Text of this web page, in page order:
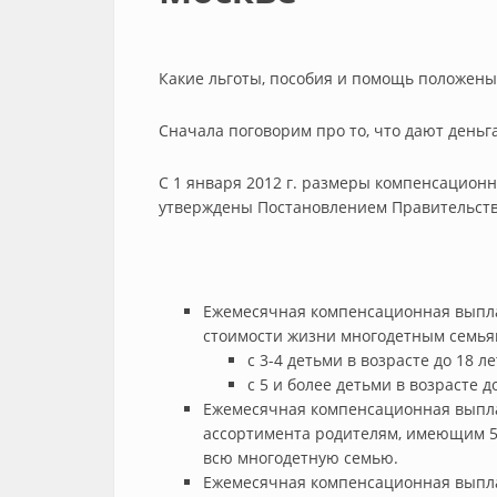
Какие льготы, пособия и помощь
Сначала поговорим про то, что дают
С 1 января 2012 г. размеры
утверждены Постановлением
Ежемесячная компенсационная
стоимости жизни многодетным
с 3-4 детьми в возрасте до 18
с 5 и более детьми в возрасте
Ежемесячная компенсационная
ассортимента родителям, имеющим
всю многодетную семью.
Ежемесячная компенсационная